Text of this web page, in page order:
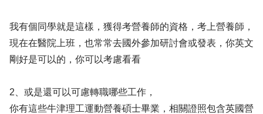
我有個同學就是這樣，獲得考營養師的資格，考上營養師，
現在在醫院上班，也常常去國外參加研討會或發表，你英文
剛好是可以的，你可以考慮看看
2、或是還可以可慮轉職哪些工作，
你有這些牛津理工運動營養碩士畢業，相關證照包含英國營